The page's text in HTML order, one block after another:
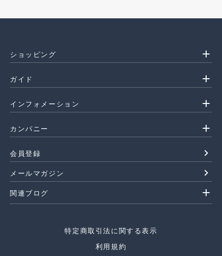
ショッピング add
ガイド add
インフォメーション add
カンパニー add
会員登録 navigate_next
メールマガジン navigate_next
関連ブログ add
特定商取引法に関する表示
利用規約